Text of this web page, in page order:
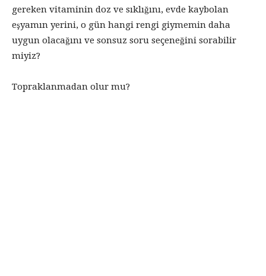
gereken vitaminin doz ve sıklığını, evde kaybolan
eşyamın yerini, o gün hangi rengi giymemin daha
uygun olacağını ve sonsuz soru seçeneğini sorabilir
miyiz?
Topraklanmadan olur mu?